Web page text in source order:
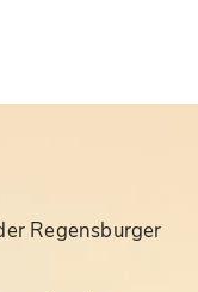
Regensburger